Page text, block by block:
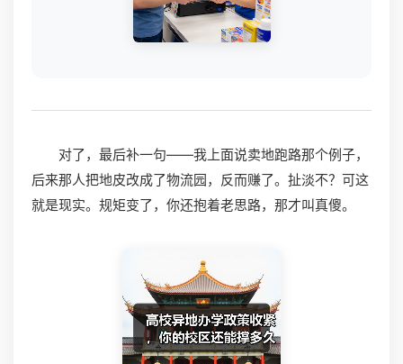
对了，最后补一句——我上面说卖地跑路那个例子，
后来那人把地皮改成了物流园，反而赚了。扯淡不？可这
就是现实。规矩变了，你还抱着老思路，那才叫真傻。